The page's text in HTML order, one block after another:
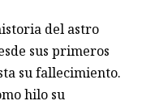
del astro
sus primeros
su fallecimiento.
hilo su